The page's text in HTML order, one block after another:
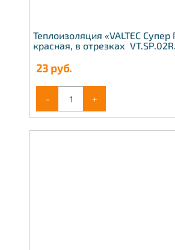
Теплоизоляция «VALTEC Супер
красная, в отрезках
23 руб.
- +